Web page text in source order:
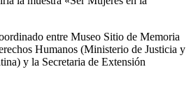
entre Museo Sitio de Memoria
Humanos (Ministerio de Justicia y
y la Secretaria de Extensión